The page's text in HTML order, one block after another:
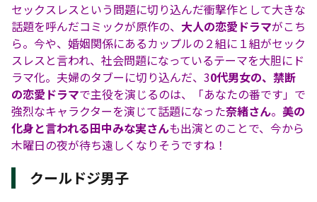
セックスレスという問題に切り込んだ衝撃作として大きな
話題を呼んだコミックが原作の、 大人の恋愛ドラマがこち
ら。今や、婚姻関係にあるカップルの２組に１組がセック
スレスと言われ、社会問題になっているテーマを大胆にド
ラマ化。夫婦のタブーに切り込んだ、30代男女の、禁断
の恋愛ドラマで主役を演じるのは、「あなたの番です」で
強烈なキャラクターを演じて話題になった奈緒さん。 美の
化身と言われる田中みな実さんも出演とのことで、今から
木曜日の夜が待ち遠しくなりそうですね！
クールドジ男子